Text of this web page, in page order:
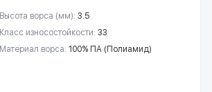
Высота ворса (мм): 3.5
Класс износостойкости: 33
Материал ворса: 100% ПА (Полиамид)